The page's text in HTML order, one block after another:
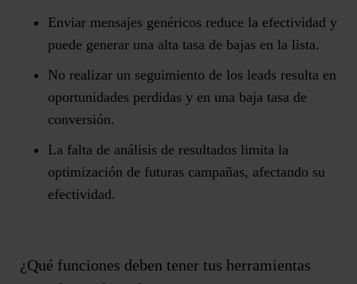
Enviar mensajes genéricos reduce la efectividad y
puede generar una alta tasa de bajas en la lista.
No realizar un seguimiento de los leads resulta en
oportunidades perdidas y en una baja tasa de
conversión.
La falta de análisis de resultados limita la
optimización de futuras campañas, afectando su
efectividad.
¿Qué funciones deben tener tus herramientas